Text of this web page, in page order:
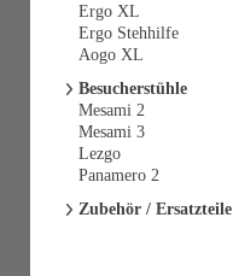
Ergo XL
Ergo Stehhilfe
Aogo XL
Besucherstühle
Mesami 2
Mesami 3
Lezgo
Panamero 2
Zubehör / Ersatzteile